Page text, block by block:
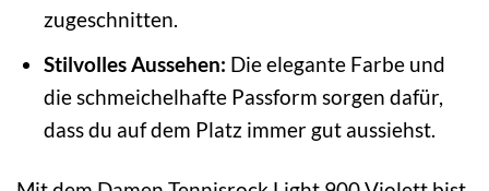
zugeschnitten.
Stilvolles Aussehen: Die elegante Farbe und
die schmeichelhafte Passform sorgen dafür,
dass du auf dem Platz immer gut aussiehst.